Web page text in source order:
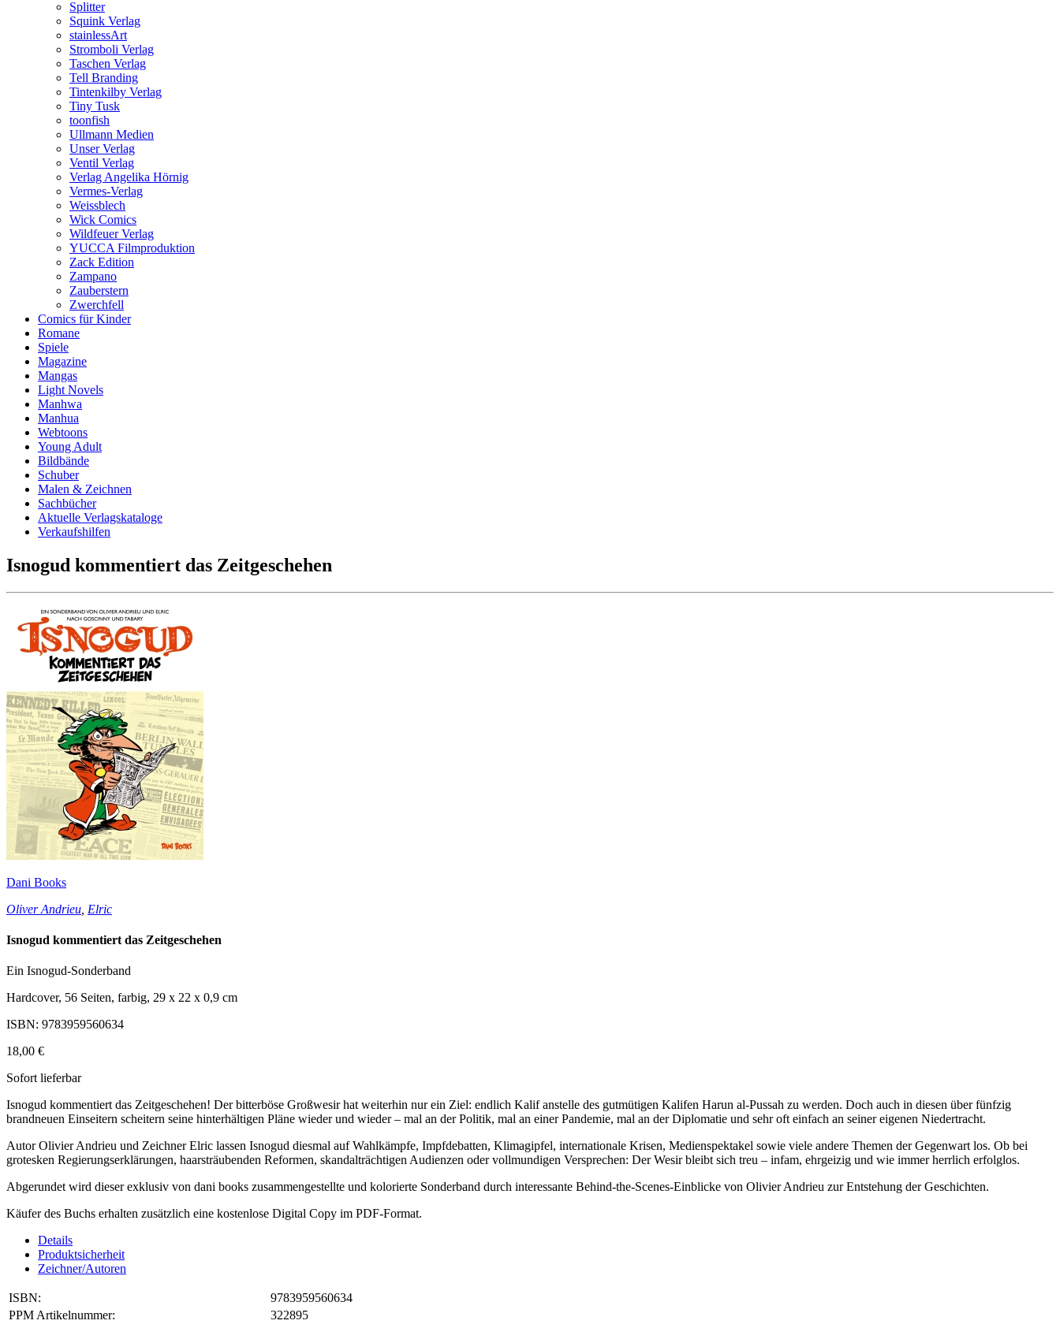
Splitter
Squink Verlag
stainlessArt
Stromboli Verlag
Taschen Verlag
Tell Branding
Tintenkilby Verlag
Tiny Tusk
toonfish
Ullmann Medien
Unser Verlag
Ventil Verlag
Verlag Angelika Hörnig
Vermes-Verlag
Weissblech
Wick Comics
Wildfeuer Verlag
YUCCA Filmproduktion
Zack Edition
Zampano
Zauberstern
Zwerchfell
Comics für Kinder
Romane
Spiele
Magazine
Mangas
Light Novels
Manhwa
Manhua
Webtoons
Young Adult
Bildbände
Schuber
Malen & Zeichnen
Sachbücher
Aktuelle Verlagskataloge
Verkaufshilfen
Isnogud kommentiert das Zeitgeschehen
Dani Books
Oliver Andrieu Elric
Isnogud kommentiert das Zeitgeschehen
Ein Isnogud-Sonderband
Hardcover, 56 Seiten, farbig, 29 x 22 x 0,9 cm
ISBN: 9783959560634
18,00 €
Sofort lieferbar
Isnogud kommentiert das Zeitgeschehen! Der bitterböse Großwesir hat weiterhin nur ein Ziel: endlich Kalif anstelle des gutmütigen Kalifen Harun al-Pussah zu werden. Doch auch in diesen über fünfzig
brandneuen Einseitern scheitern seine hinterhältigen Pläne wieder und wieder – mal an der Politik, mal an einer Pandemie, mal an der Diplomatie und sehr oft einfach an seiner eigenen Niedertracht.
Autor Olivier Andrieu und Zeichner Elric lassen Isnogud diesmal auf Wahlkämpfe, Impfdebatten, Klimagipfel, internationale Krisen, Medienspektakel sowie viele andere Themen der Gegenwart los. Ob bei
grotesken Regierungserklärungen, haarsträubenden Reformen, skandalträchtigen Audienzen oder vollmundigen Versprechen: Der Wesir bleibt sich treu – infam, ehrgeizig und wie immer herrlich erfolglos.
Abgerundet wird dieser exklusiv von dani books zusammengestellte und kolorierte Sonderband durch interessante Behind-the-Scenes-Einblicke von Olivier Andrieu zur Entstehung der Geschichten.
Käufer des Buchs erhalten zusätzlich eine kostenlose Digital Copy im PDF-Format.
Details
Produktsicherheit
Zeichner/Autoren
ISBN:
9783959560634
PPM Artikelnummer:
322895